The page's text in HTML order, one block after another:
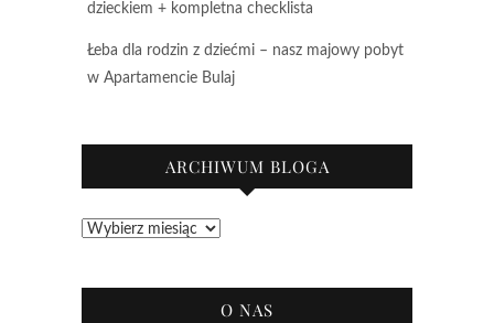
dzieckiem + kompletna checklista
Łeba dla rodzin z dziećmi – nasz majowy pobyt
w Apartamencie Bulaj
ARCHIWUM BLOGA
Archiwum
O NAS